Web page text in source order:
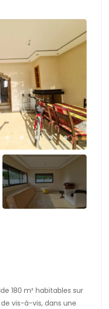
180 m² habitables sur
vis-à-vis, dans une